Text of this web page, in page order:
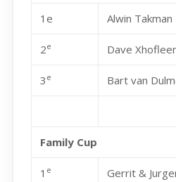
1e Alwin Takman
2e Dave Xhofleer
3 e Bart van
Family Cup
1 e Gerrit &